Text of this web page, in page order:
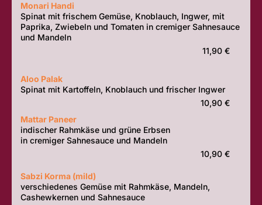
Monari Handi
Spinat mit frischem Gemüse, Knoblauch, Ingwer, mit
Paprika, Zwiebeln und Tomaten in cremiger Sahnesauce
und Mandeln
11,90 €
Aloo Palak
Spinat mit Kartoffeln, Knoblauch und frischer Ingwer
10,90 €
Mattar Paneer
indischer Rahmkäse und grüne Erbsen
in cremiger Sahnesauce und Mandeln
10,90 €
Sabzi Korma (mild)
verschiedenes Gemüse mit Rahmkäse, Mandeln,
Cashewkernen und Sahnesauce